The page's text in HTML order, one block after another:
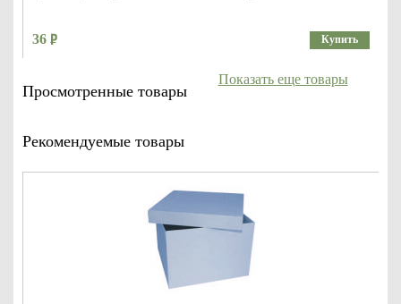
36 Купить
Просмотренные товары
Рекомендуемые товары
Показать еще товары